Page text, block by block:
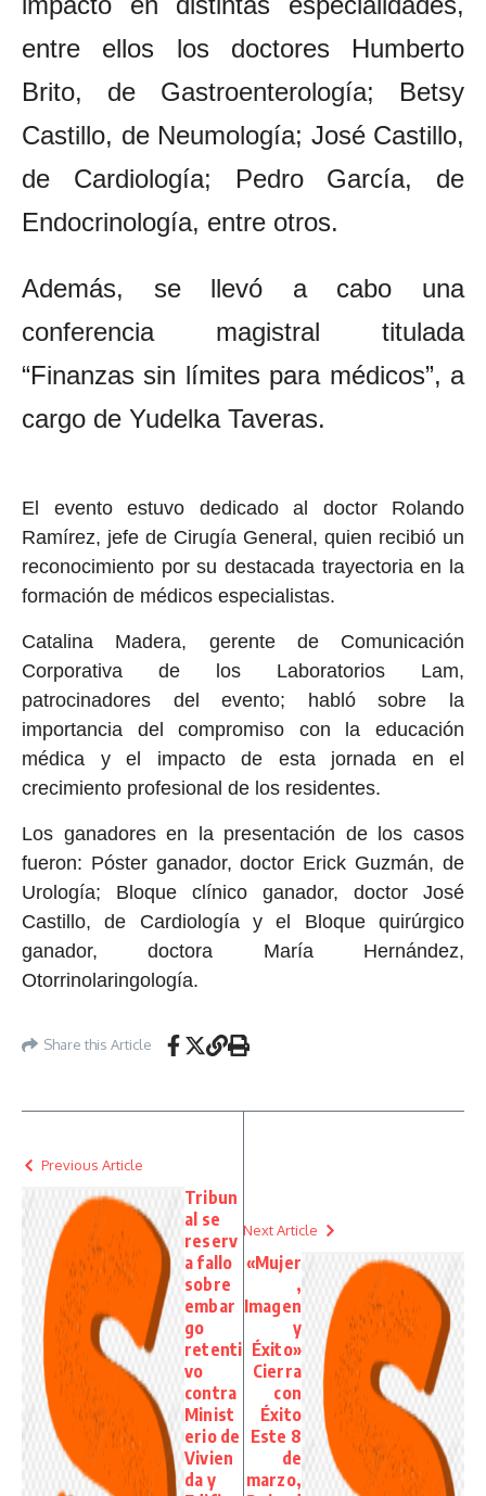
entre ellos los doctores Humberto
Brito, de Gastroenterología; Betsy
Castillo, de Neumología; José Castillo,
de Cardiología; Pedro García, de
Endocrinología, entre otros.
Además, se llevó a cabo una
conferencia magistral titulada
“Finanzas sin límites para médicos”, a
cargo de Yudelka Taveras.
El evento estuvo dedicado al doctor Rolando
Ramírez, jefe de Cirugía General, quien recibió un
reconocimiento por su destacada trayectoria en la
formación de médicos especialistas.
Catalina Madera, gerente de Comunicación
Corporativa de los Laboratorios Lam,
patrocinadores del evento; habló sobre la
importancia del compromiso con la educación
médica y el impacto de esta jornada en el
crecimiento profesional de los residentes.
Los ganadores en la presentación de los casos
fueron: Póster ganador, doctor Erick Guzmán, de
Urología; Bloque clínico ganador, doctor José
Castillo, de Cardiología y el Bloque quirúrgico
ganador, doctora María Hernández,
Otorrinolaringología.
Share this Article
Previous Article
Tribun
al se
reserv
a fallo
sobre
embar
go
retenti
vo
contra
Minist
erio de
Vivien
da y
Next Article
«Mujer
,
Imagen
y
Éxito»
Cierra
con
Éxito
Este 8
de
marzo,